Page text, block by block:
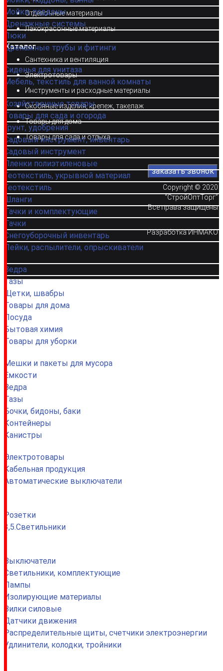
Мойки, поддоны
Дренажные системы
Люки
Дренажные трубы и фитинги
Сиденья для унитаза
Мебель, текстиль для ванной комнаты
Хозяйственные товары
Товары для сада и огорода
Грунт, удобрения
Садовый инструмент, инвентарь
Садовый инструмент
Пленки полиэтиленовые
Геотекстиль, укрывной материал
Геотекстиль
Шланги
Тачки и комплектующие
Тачки
Снегоуборочный инвентарь
Лейки, распылители, опрыскиватели
Ведра
Тазы
Щетки, швабры
Товары для дома
Посуда
Бытовая химия
Товары для уборки
Мешки и пакеты для мусора
Емкости
Ведра
Тазы
Бочки, бидоны, баки
Контейнеры
Канистры
Электротовары
Кабельная продукция
Автоматические выключатели
Розетки
3,5.Светильники
Выключатели
Светильники, комплектующие
Лампы
Изолирующие материалы
Вилки силовые
Датчики движения
Распределительные щиты, счетчики электроэнергии
Удлинители, колодки, тройники
Отделочные материалы
Лакокрасочные материалы
Каталог
Сантехника и вентиляция
Электротовары
Инструменты и расходные материалы
Скобяные изделия, крепеж, такелаж
Товары для дома
Товары для сада и отдыха
Copyright © 2020
“СтройОптТорг”
Все права защищены
РазработкаИНМАКО